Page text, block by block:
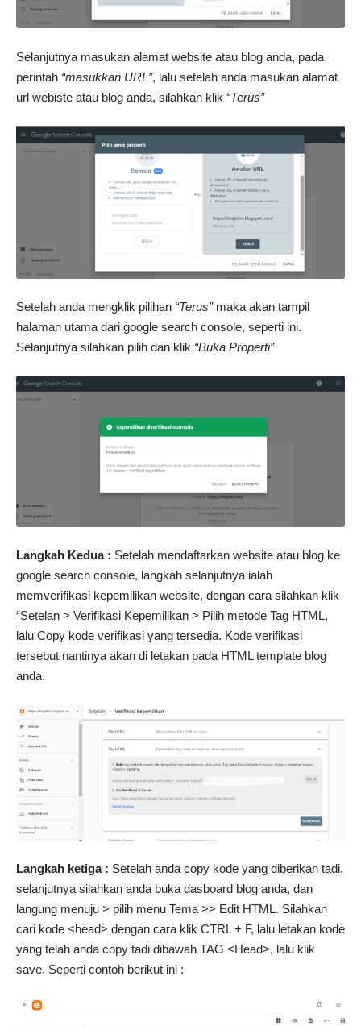
Selanjutnya masukan alamat website atau blog anda, pada
perintah “masukkan URL”, lalu setelah anda masukan alamat
url webiste atau blog anda, silahkan klik “Terus”
Setelah anda mengklik pilihan “Terus”maka akan tampil
halaman utama dari google search console, seperti ini.
Selanjutnya silahkan pilih dan klik “Buka Properti”
Langkah Kedua : Setelah mendaftarkan website atau blog ke
google search console, langkah selanjutnya ialah
memverifikasi kepemilikan website, dengan cara silahkan klik
“Setelan > Verifikasi Kepemilikan > Pilih metode Tag HTML,
lalu Copy kode verifikasi yang tersedia. Kode verifikasi
tersebut nantinya akan di letakan pada HTML template blog
anda.
Langkah ketiga : Setelah anda copy kode yang diberikan tadi,
selanjutnya silahkan anda buka dasboard blog anda, dan
langung menuju > pilih menu Tema >> Edit HTML. Silahkan
cari kode <head> dengan cara klik CTRL + F, lalu letakan kode
yang telah anda copy tadi dibawah TAG <Head>, lalu klik
save. Seperti contoh berikut ini :